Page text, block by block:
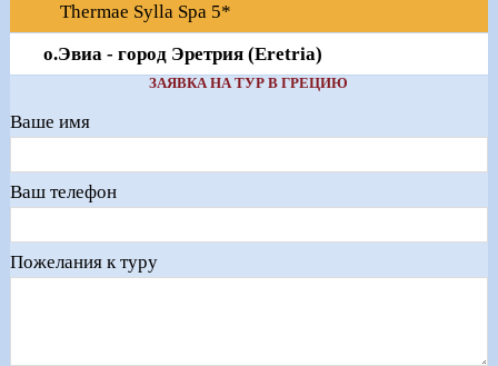
Thermae Sylla Spa 5*
о.Эвиа - город Эретрия (Eretria)
ЗАЯВКА НА ТУР В ГРЕЦИЮ
Ваше имя
Ваш телефон
Пожелания к туру